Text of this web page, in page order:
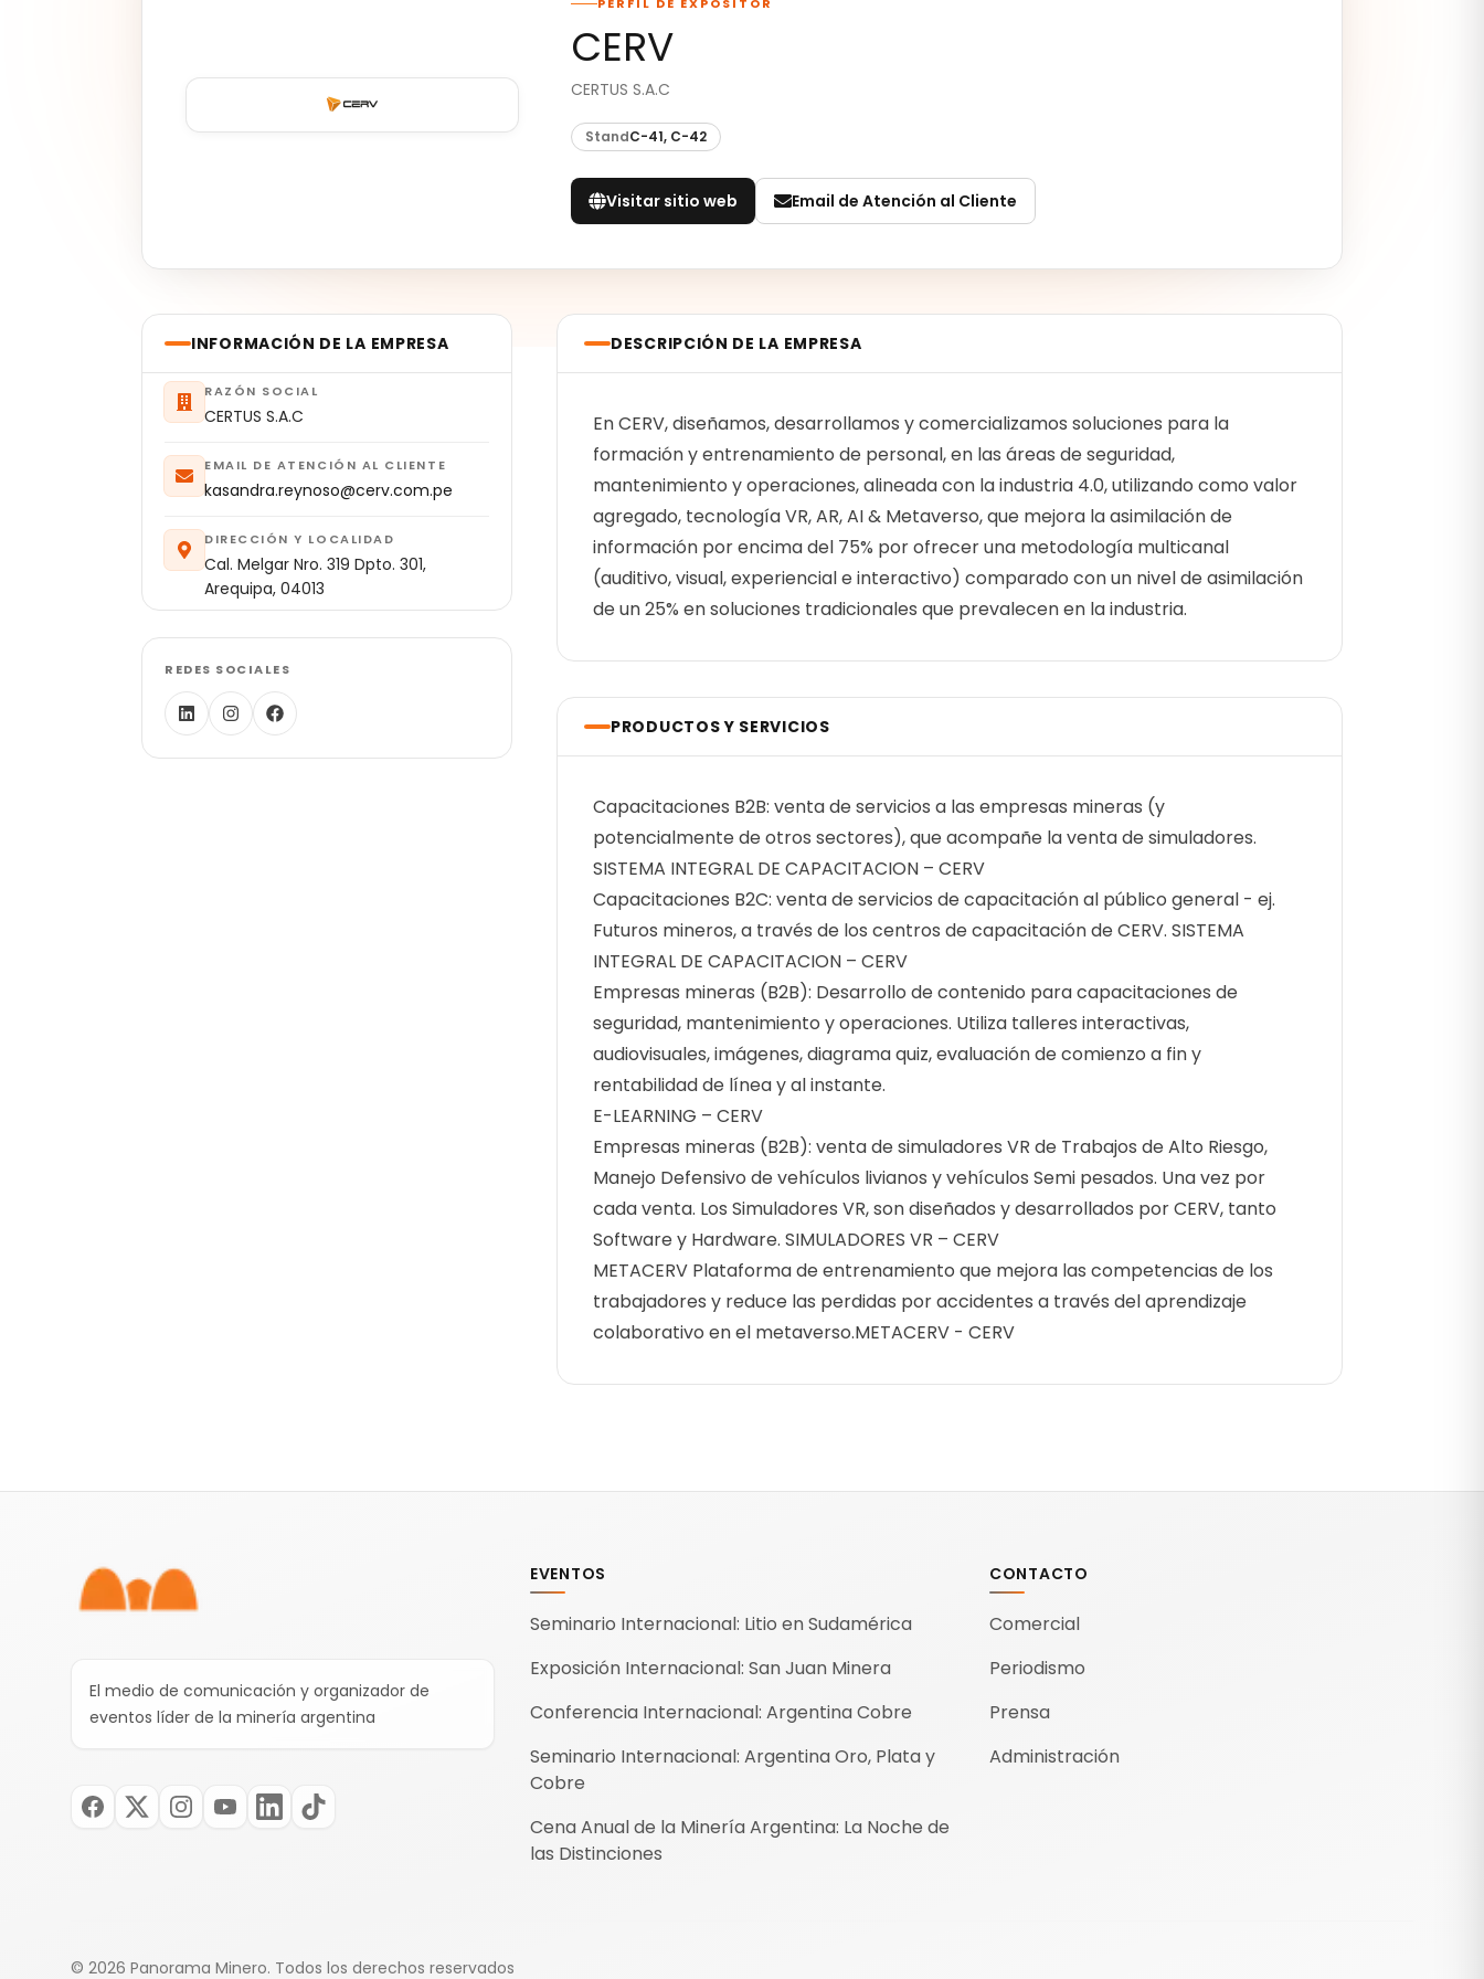
CERV
CERTUS S.A.C
StandC-41, C-42
Visitar sitio web Email de Atención al Cliente
INFORMACIÓN DE LA EMPRESA
RAZÓN SOCIAL
CERTUS S.A.C
EMAIL DE ATENCIÓN AL CLIENTE
kasandra.reynoso@cerv.com.pe
DIRECCIÓN Y LOCALIDAD
Cal. Melgar Nro. 319 Dpto. 301,
Arequipa, 04013
REDES SOCIALES
DESCRIPCIÓN DE LA EMPRESA
En CERV, diseñamos, desarrollamos y comercializamos soluciones para la
formación y entrenamiento de personal, en las áreas de seguridad,
mantenimiento y operaciones, alineada con la industria 4.0, utilizando como valor
agregado, tecnología VR, AR, AI & Metaverso, que mejora la asimilación de
información por encima del 75% por ofrecer una metodología multicanal
(auditivo, visual, experiencial e interactivo) comparado con un nivel de asimilación
de un 25% en soluciones tradicionales que prevalecen en la industria.
PRODUCTOS Y SERVICIOS
Capacitaciones B2B: venta de servicios a las empresas mineras (y
potencialmente de otros sectores), que acompañe la venta de simuladores.
SISTEMA INTEGRAL DE CAPACITACION – CERV
Capacitaciones B2C: venta de servicios de capacitación al público general - ej.
Futuros mineros, a través de los centros de capacitación de CERV. SISTEMA
INTEGRAL DE CAPACITACION – CERV
Empresas mineras (B2B): Desarrollo de contenido para capacitaciones de
seguridad, mantenimiento y operaciones. Utiliza talleres interactivas,
audiovisuales, imágenes, diagrama quiz, evaluación de comienzo a fin y
rentabilidad de línea y al instante.
E-LEARNING – CERV
Empresas mineras (B2B): venta de simuladores VR de Trabajos de Alto Riesgo,
Manejo Defensivo de vehículos livianos y vehículos Semi pesados. Una vez por
cada venta. Los Simuladores VR, son diseñados y desarrollados por CERV, tanto
Software y Hardware. SIMULADORES VR – CERV
METACERV Plataforma de entrenamiento que mejora las competencias de los
trabajadores y reduce las perdidas por accidentes a través del aprendizaje
colaborativo en el metaverso.METACERV - CERV
El medio de comunicación y organizador de
eventos líder de la minería argentina
EVENTOS
Seminario Internacional: Litio en Sudamérica
Exposición Internacional: San Juan Minera
Conferencia Internacional: Argentina Cobre
Seminario Internacional: Argentina Oro, Plata y
Cobre
Cena Anual de la Minería Argentina: La Noche de
las Distinciones
CONTACTO
Comercial
Periodismo
Prensa
Administración
© 2026 Panorama Minero. Todos los derechos reservados